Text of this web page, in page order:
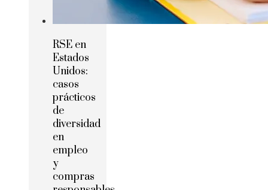
RSE en
Estados
Unidos:
casos
prácticos
de
diversidad
en
empleo
y
compras